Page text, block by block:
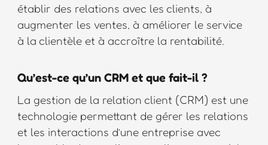
établir des relations avec les clients, à
augmenter les ventes, à améliorer le service
à la clientèle et à accroître la rentabilité.
Qu’est-ce qu’un CRM et que fait-il ?
La gestion de la relation client (CRM) est une
technologie permettant de gérer les relations
et les interactions d’une entreprise avec